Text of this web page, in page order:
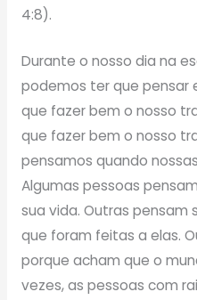
4:8).
Durante o nosso dia na
podemos ter que pensar
que fazer bem o nosso
que fazer bem o nosso
pensamos quando
Algumas pessoas
sua vida. Outras pensam
que foram feitas a elas.
porque acham que o
vezes, as pessoas com